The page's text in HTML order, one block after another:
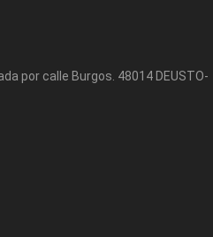
por calle Burgos. 48014 DEUSTO-